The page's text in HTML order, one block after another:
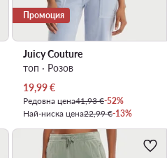
Промоция
Juicy Couture
топ · Розов
Актуална цена
19,99€
Редовна цена41,93 €-52%
Най-ниска цена22,99 €-13%